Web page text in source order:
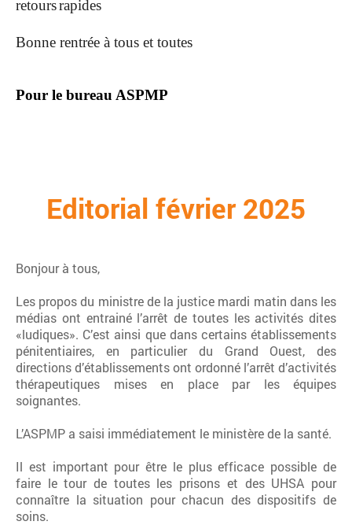
retoursrapides
Bonne rentrée à tous et toutes
Pour le bureau ASPMP
Editorial février 2025
Bonjour à tous,
Les propos du ministre de la justice mardi matin dans les
médias ont entrainé l’arrêt de toutes les activités dites
«ludiques». C’est ainsi que dans certains établissements
pénitentiaires, en particulier du Grand Ouest, des
directions d’établissements ont ordonné l’arrêt d’activités
thérapeutiques mises en place par les équipes
soignantes.
L’ASPMP a saisi immédiatement le ministère de la santé.
Il est important pour être le plus efficace possible de
faire le tour de toutes les prisons et des UHSA pour
connaître la situation pour chacun des dispositifs de
soins.